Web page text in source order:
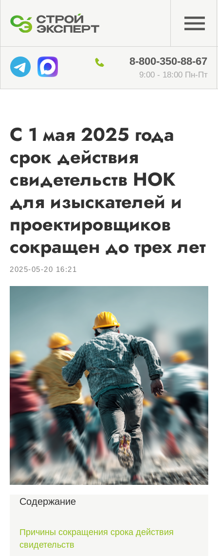
С 1 мая 2025 года
срок действия
свидетельств НОК
для изыскателей и
проектировщиков
сокращен до трех лет
2025-05-20 16:21
Содержание
Причины сокращения срока действия
свидетельств